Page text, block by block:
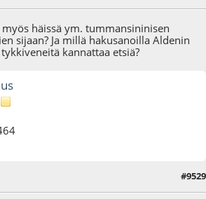
häissä ym. tummansininisen
sijaan? Ja millä hakusanoilla Aldenin
kannattaa etsiä?
#9529